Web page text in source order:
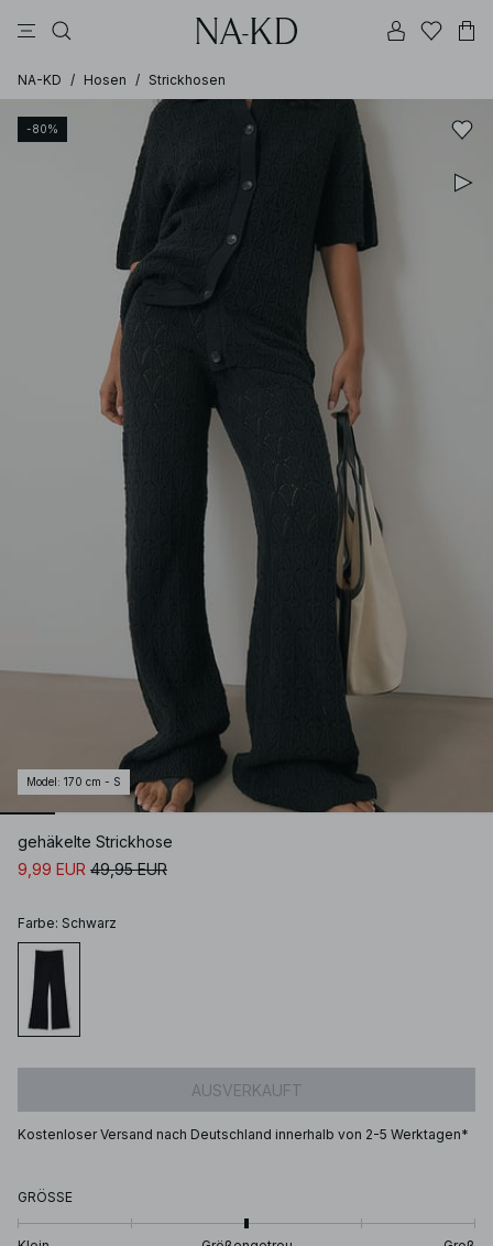
NA-KD / Hosen / Strickhosen
-80%
Model : 170 cm - S
gehäkelte Strickhose
9,99 EUR 49,95 EUR
Farbe: Schwarz
AUSVERKAUFT
Kostenloser Versand nach Deutschland innerhalb von 2-5 Werktagen*
GRÖSSE